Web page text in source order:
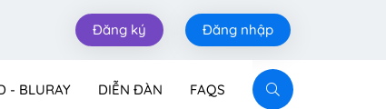
Đăng ký Đăng nhập
- BLURAY DIỄN ĐÀN FAQS